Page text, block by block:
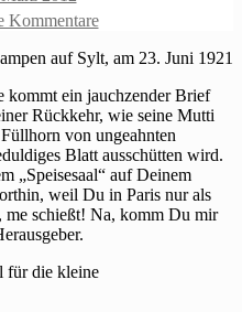
Kommentarezu
Siegfried
Jacobsohn
sich
über
einen
Brief
Mehrings
aus
Paris
auf Sylt, am 23. Juni 1921
kommt ein jauchzender Brief
Rückkehr, wie seine Mutti
von ungeahnten
Blatt ausschütten wird.
„Speisesaal“ auf Deinem
weil Du in Paris nur als
me schießt! Na, komm Du mir
für die kleine